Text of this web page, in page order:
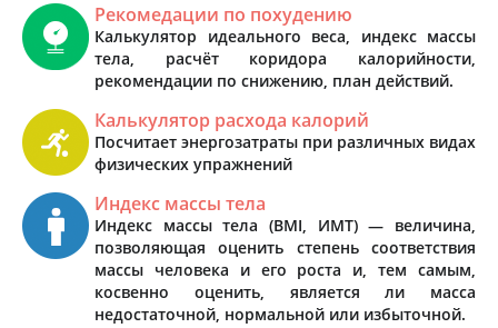
Рекомедации по похудению
Калькулятор идеального веса, индекс массы
тела, расчёт коридора калорийности,
рекомендации по снижению, план действий.
Калькулятор расхода калорий
Посчитает энергозатраты при различных видах
физических упражнений
Индекс массы тела
Индекс массы тела (BMI, ИМТ) — величина,
позволяющая оценить степень соответствия
массы человека и его роста и, тем самым,
косвенно оценить, является ли масса
недостаточной, нормальной или избыточной.